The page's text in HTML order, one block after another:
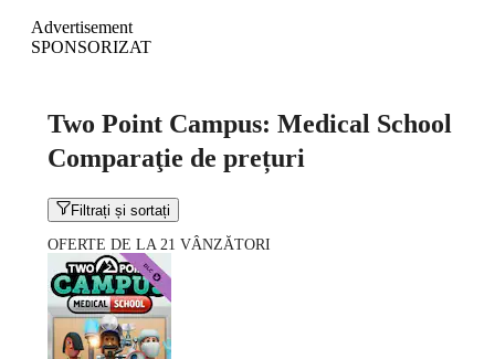
Advertisement
SPONSORIZAT
Two Point Campus: Medical School
Comparaţie de prețuri
Filtrați și sortați
OFERTE DE LA 21 VÂNZĂTORI